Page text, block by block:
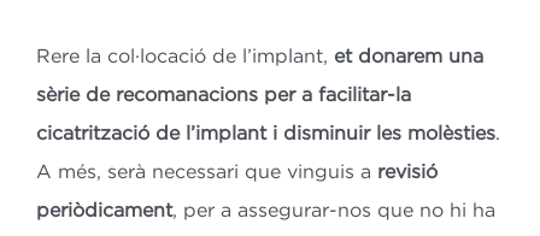
Rere la col·locació de l’implant, et donarem una
sèrie de recomanacions per a facilitar-la
cicatrització de l’implant i disminuir les molèsties.
A més, serà necessari que vinguis a revisió
periòdicament, per a assegurar-nos que no hi ha